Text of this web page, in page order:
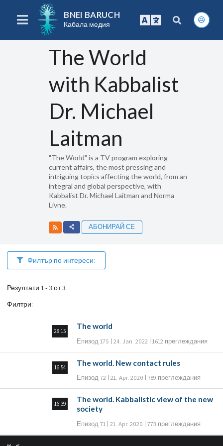
BNEI BARUCH
Кабала медия
The World
with Kabbalist
Dr. Michael
Laitman
"The World" is a TV program exploring
current affairs, the most pressing and
intriguing topics affecting the world, from an
integral and global perspective, with
Kabbalist Dr. Michael Laitman and Norma
Livne.
АБОНИРАЙ СЕ
Филтър по интереси:
Резултати 1 - 3 от 3
Филтри:
28:15
The world
Епизод 175 24. Jan. 2022 1612 преглеждания
16:54
The world. New contact rules
Епизод 72 21. Apr. 2020 789 преглеждания
16:39
The world. Kabbalistic view of the new
society
Епизод 71 21. Apr. 2020 773 преглеждания